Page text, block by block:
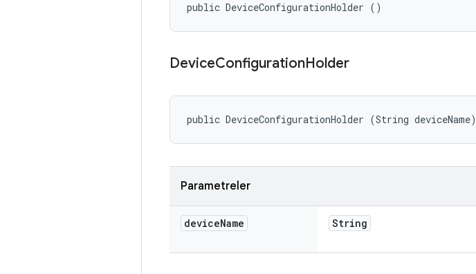
public DeviceConfigurationHolder ()
DeviceConfigurationHolder
public DeviceConfigurationHolder (String deviceName)
Parametreler
deviceName String